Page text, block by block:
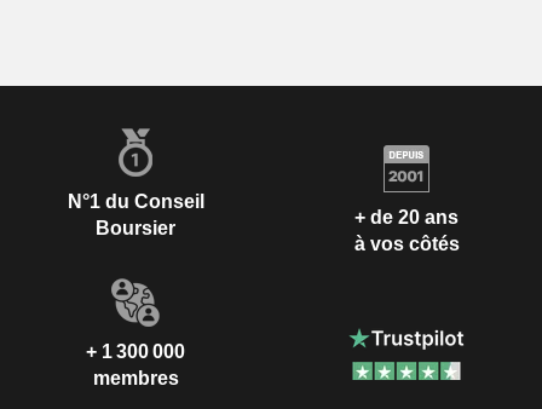
N°1 du Conseil
Boursier
+ de 20 ans
à vos côtés
+ 1 300 000
membres